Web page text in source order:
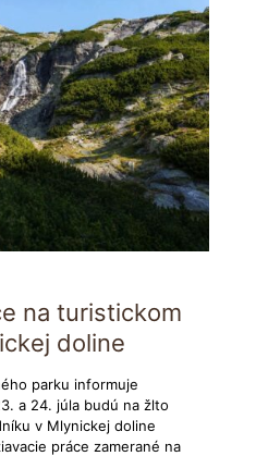
na turistickom
doline
parku informuje
a 24. júla budú na žlto
v Mlynickej doline
práce zamerané na